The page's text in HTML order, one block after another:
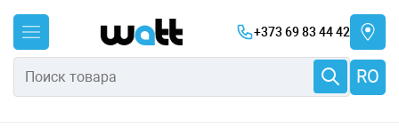
+373 69 83 44 42
RO